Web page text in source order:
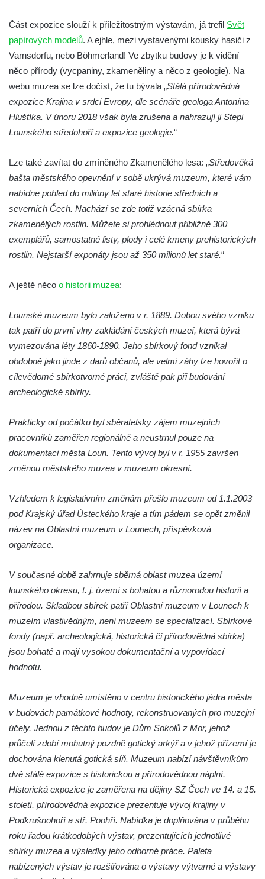
Městské muzeum v Mimoni – Expedice
středověk
Muzeum Čtyřlístek, Doksy
Muzeum výroby dřevěných hraček DETOA
Albrechtice s.r.o.
Oblastní muzeum v Mostě
Hornické muzeum Krásno (areál cínového
Národní zemědělské muzeum Ohrada
(Muzeum lesnictví, myslivosti a rybářství)
Pořežanech
Hasičské muzeum Skalná na hradě
Vildštejně (a další expozice)
Muzeum hraček v Jablonci nad Nisou
Sklářské muzeum v Kamenickém Šenově
Muzeum Sokolov
muzeum)
Arcidiecézní muzeum Olomouc
Muzeum východních Čech v Hradci Králové
Vlastivědné muzeum v Olomouci, nositel
hlavní ceny Gloria musaealis za rok 2012
Od minerálky do Českého lesa (muzeum v
Muzeum Cheb – Lidové umění západních
Přerov nad Labem – muzeum Moto & Velo
Tam, kde vznikají křišťálové globy (sklárna
a muzeum Moser, Karlovy Vary)
SDH, TFA a muzeum … aneb nezlomnej
Vojenské muzeum Lešany
Část expozice slouží k příležitostným výstavám, já trefil Svět
papírových modelů. A ejhle, mezi vystavenými kousky hasiči z
Varnsdorfu, nebo Böhmerland! Ve zbytku budovy je k vidění
něco přírody (vycpaniny, zkameněliny a něco z geologie). Na
webu muzea se lze dočíst, že tu bývala „Stálá přírodovědná
expozice Krajina v srdci Evropy, dle scénáře geologa Antonína
Hluštíka. V únoru 2018 však byla zrušena a nahrazují ji Stepi
Lounského středohoří a expozice geologie.“
Lze také zavítat do zmíněného Zkamenělého lesa: „Středověká
bašta městského opevnění v sobě ukrývá muzeum, které vám
nabídne pohled do milióny let staré historie středních a
severních Čech. Nachází se zde totiž vzácná sbírka
zkamenělých rostlin. Můžete si prohlédnout přibližně 300
exemplářů, samostatné listy, plody i celé kmeny prehistorických
rostlin. Nejstarší exponáty jsou až 350 milionů let staré.“
A ještě něco o historii muzea:
Lounské muzeum bylo založeno v r. 1889. Dobou svého vzniku
tak patří do první vlny zakládání českých muzeí, která bývá
vymezována léty 1860-1890. Jeho sbírkový fond vznikal
obdobně jako jinde z darů občanů, ale velmi záhy lze hovořit o
cílevědomé sbírkotvorné práci, zvláště pak při budování
archeologické sbírky.
Prakticky od počátku byl sběratelsky zájem muzejních
pracovníků zaměřen regionálně a neustrnul pouze na
dokumentaci města Loun. Tento vývoj byl v r. 1955 završen
změnou městského muzea v muzeum okresní.
Vzhledem k legislativním změnám přešlo muzeum od 1.1.2003
pod Krajský úřad Ústeckého kraje a tím pádem se opět změnil
název na Oblastní muzeum v Lounech, příspěvková
organizace.
V současné době zahrnuje sběrná oblast muzea území
lounského okresu, t. j. území s bohatou a různorodou historií a
přírodou. Skladbou sbírek patří Oblastní muzeum v Lounech k
muzeím vlastivědným, není muzeem se specializací. Sbírkové
fondy (např. archeologická, historická či přírodovědná sbírka)
jsou bohaté a mají vysokou dokumentační a vypovídací
hodnotu.
Muzeum je vhodně umístěno v centru historického jádra města
v budovách památkové hodnoty, rekonstruovaných pro muzejní
účely. Jednou z těchto budov je Dům Sokolů z Mor, jehož
průčelí zdobí mohutný pozdně gotický arkýř a v jehož přízemí je
dochována klenutá gotická síň. Muzeum nabízí návštěvníkům
dvě stálé expozice s historickou a přírodovědnou náplní.
Historická expozice je zaměřena na dějiny SZ Čech ve 14. a 15.
století, přírodovědná expozice prezentuje vývoj krajiny v
Podkrušnohoří a stř. Poohří. Nabídka je doplňována v průběhu
roku řadou krátkodobých výstav, prezentujících jednotlivé
sbírky muzea a výsledky jeho odborné práce. Paleta
nabízených výstav je rozšiřována o výstavy výtvarné a výstavy